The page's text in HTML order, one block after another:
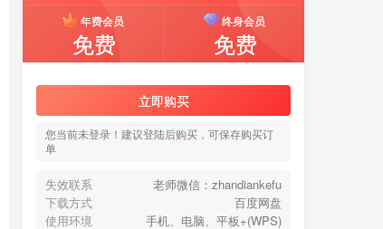
年费会员
免费
终身会员
免费
立即购买
您当前未登录！建议登陆后购买，可保存购买订
单
失效联系
老师微信：zhandiankefu
下载方式
百度网盘
使用环境
手机、电脑、平板+(WPS)